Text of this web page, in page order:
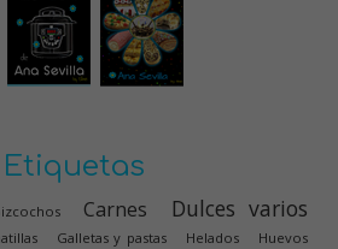
Etiquetas
Carnes Dulces varios
Galletas y pastas Helados Huevos